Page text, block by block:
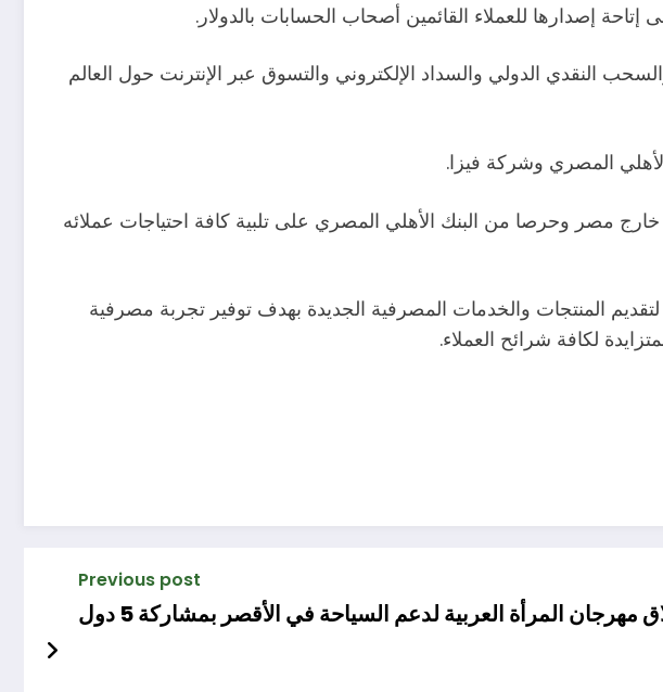
إصدارها للعملاء القائمين أصحاب الحسابات بالدولار.
النقدي الدولي والسداد الإلكتروني والتسوق عبر الإنترنت حول العالم
المصري وشركة فيزا.
مصر وحرصا من البنك الأهلي المصري على تلبية كافة احتياجات عملائه
لتقديم المنتجات والخدمات المصرفية الجديدة بهدف توفير تجربة مصرفية
لكافة شرائح العملاء.
Previous post
مهرجان المرأة العربية لدعم السياحة في الأقصر بمشاركة 5 دول